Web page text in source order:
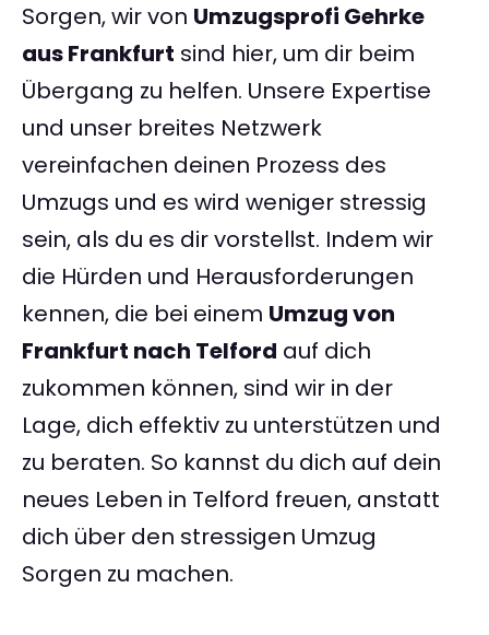
Sorgen, wir von Umzugsprofi Gehrke
aus Frankfurt sind hier, um dir beim
Übergang zu helfen. Unsere Expertise
und unser breites Netzwerk
vereinfachen deinen Prozess des
Umzugs und es wird weniger stressig
sein, als du es dir vorstellst. Indem wir
die Hürden und Herausforderungen
kennen, die bei einem Umzug von
Frankfurt nach Telford auf dich
zukommen können, sind wir in der
Lage, dich effektiv zu unterstützen und
zu beraten. So kannst du dich auf dein
neues Leben in Telford freuen, anstatt
dich über den stressigen Umzug
Sorgen zu machen.